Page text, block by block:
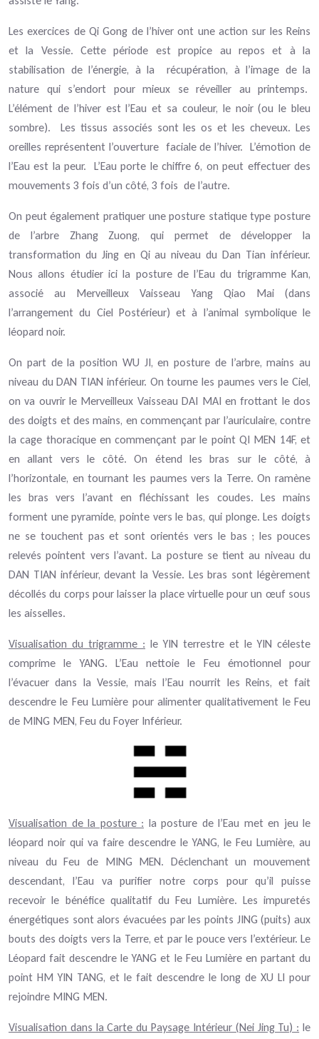
Les exercices de Qi Gong de l’hiver ont une action sur les Reins
et la Vessie. Cette période est propice au repos et à la
stabilisation de l’énergie, à la
récupération, à l’image de la
nature qui s’endort pour mieux se réveiller au printemps.
L’élément de l’hiver est l’Eau et sa couleur, le noir (ou le bleu
sombre).
Les tissus associés sont les os et les cheveux. Les
oreilles représentent l’ouverture faciale de l’hiver. L’émotion de
l’Eau est la peur.
L’Eau porte le chiffre 6, on peut effectuer des
mouvements 3 fois d’un côté, 3 fois de l’autre.
On peut également pratiquer une posture statique type posture
de l’arbre Zhang Zuong, qui permet de développer la
transformation du Jing en Qi au niveau du Dan Tian inférieur.
Nous allons étudier ici la posture de l’Eau du trigramme Kan,
associé au Merveilleux Vaisseau Yang Qiao Mai (dans
l’arrangement du Ciel Postérieur) et à l’animal symbolique le
léopard noir.
On part de la position WU JI, en posture de l’arbre, mains au
niveau du DAN TIAN inférieur. On tourne les paumes vers le Ciel,
on va ouvrir le Merveilleux Vaisseau DAI MAI en frottant le dos
des doigts et des mains, en commençant par l’auriculaire, contre
la cage thoracique en commençant par le point QI MEN 14F, et
en allant vers le côté. On étend les bras sur le côté, à
l’horizontale, en tournant les paumes vers la Terre. On ramène
les bras vers l’avant en fléchissant les coudes. Les mains
forment une pyramide, pointe vers le bas, qui plonge. Les doigts
ne se touchent pas et sont orientés vers le bas ; les pouces
relevés pointent vers l’avant. La posture se tient au niveau du
DAN TIAN inférieur, devant la Vessie. Les bras sont légèrement
décollés du corps pour laisser la place virtuelle pour un œuf sous
les aisselles.
Visualisation du trigramme : le YIN terrestre et le YIN céleste
comprime le YANG. L’Eau nettoie le Feu émotionnel pour
l’évacuer dans la Vessie, mais l’Eau nourrit les Reins, et fait
descendre le Feu Lumière pour alimenter qualitativement le Feu
de MING MEN, Feu du Foyer Inférieur.
Visualisation de la posture : la posture de l’Eau met en jeu le
léopard noir qui va faire descendre le YANG, le Feu Lumière, au
niveau du Feu de MING MEN. Déclenchant un mouvement
descendant, l’Eau va purifier notre corps pour qu’il puisse
recevoir le bénéfice qualitatif du Feu Lumière. Les impuretés
énergétiques sont alors évacuées par les points JING (puits) aux
bouts des doigts vers la Terre, et par le pouce vers l’extérieur. Le
Léopard fait descendre le YANG et le Feu Lumière en partant du
point HM YIN TANG, et le fait descendre le long de XU LI pour
rejoindre MING MEN.
Visualisation dans la Carte du Paysage Intérieur (Nei Jing Tu) : le